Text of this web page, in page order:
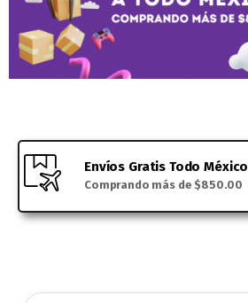
Envíos Gratis Todo México
Comprando más de $850.00